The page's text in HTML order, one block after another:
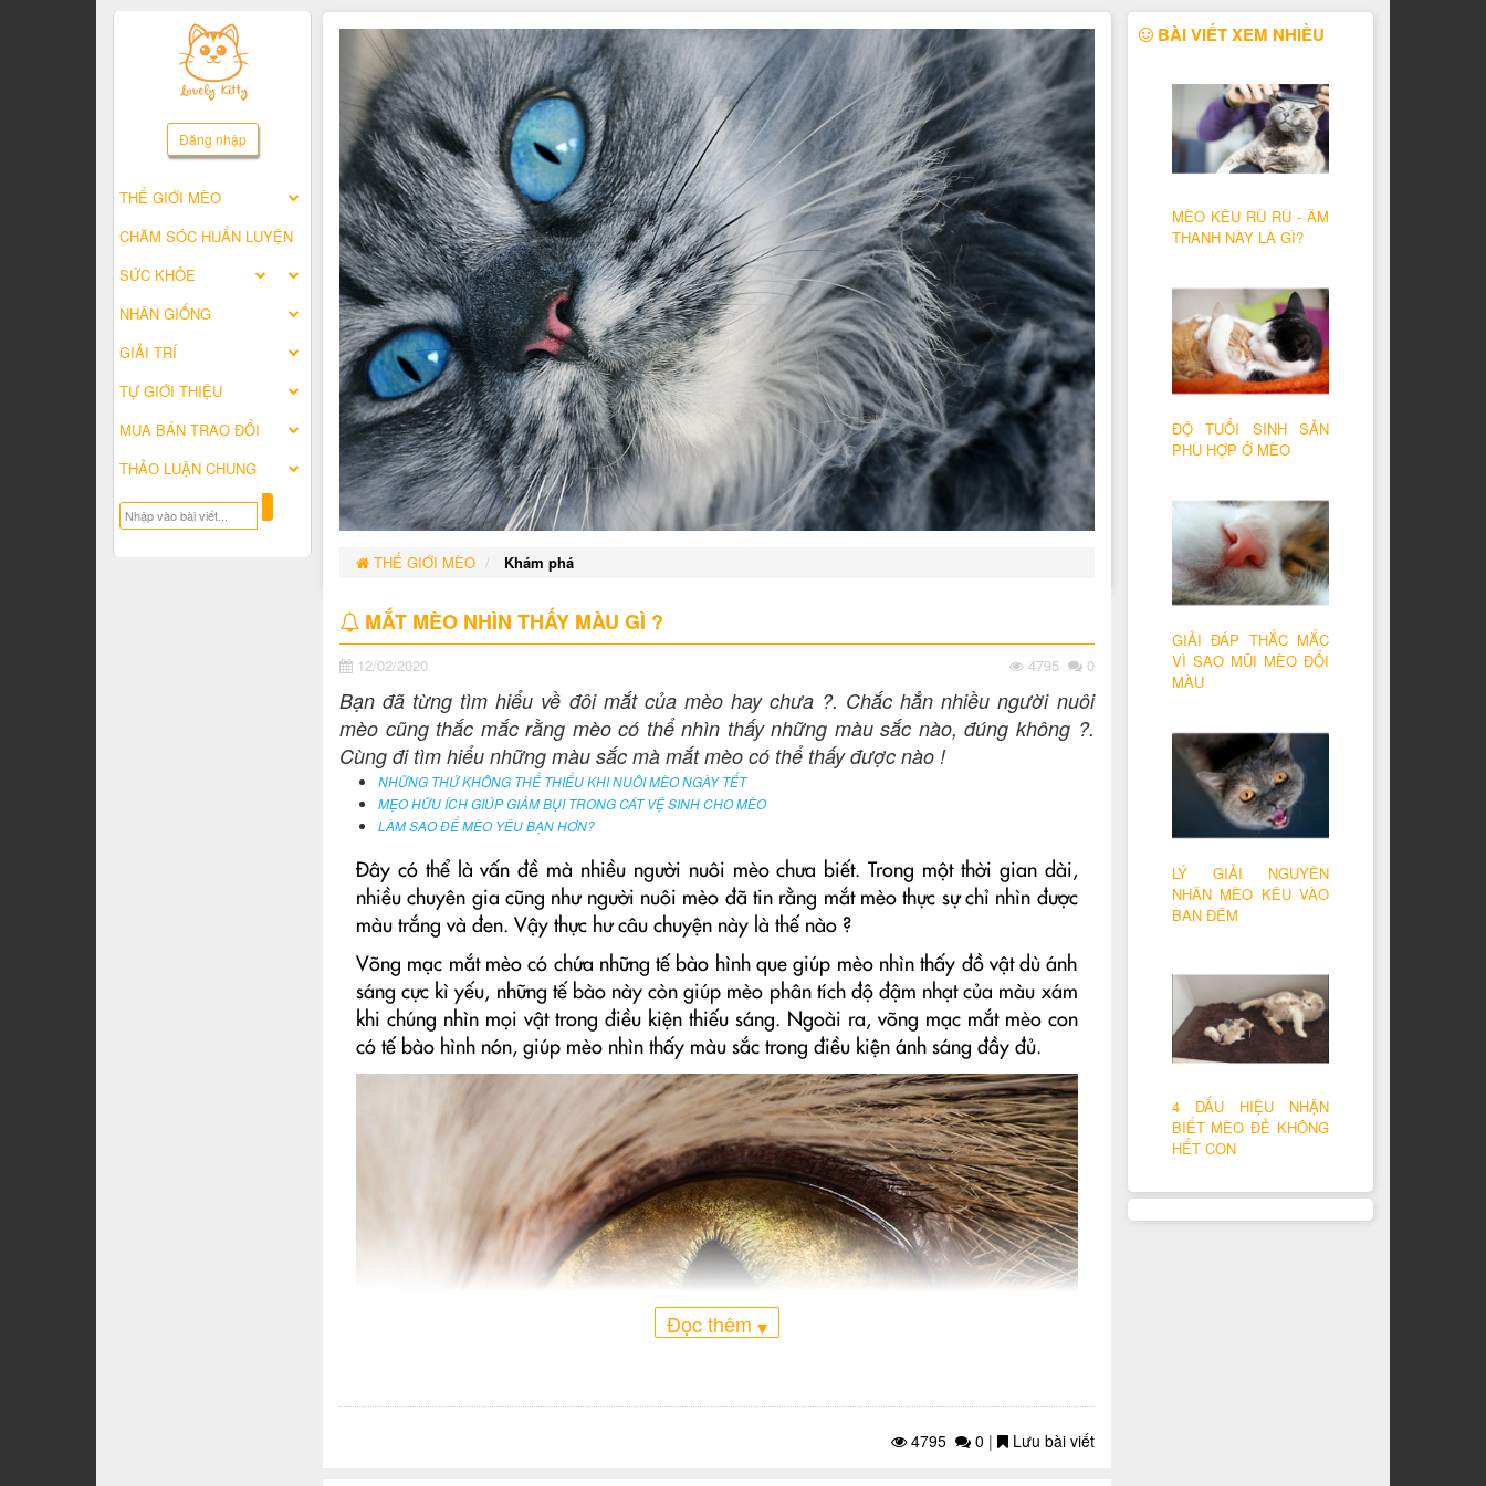
Đăng nhập
THẾ GIỚI MÈO
CHĂM SÓC HUẤN LUYỆN
SỨC KHỎE
NHÂN GIỐNG
GIẢI TRÍ
TỰ GIỚI THIỆU
MUA BÁN TRAO ĐỔI
THẢO LUẬN CHUNG
THẾ GIỚI MÈO Khám phá
MẮT MÈO NHÌN THẤY MÀU GÌ ?
12/02/2020 4795 0
Bạn đã từng tìm hiểu về đôi mắt của mèo hay chưa ?. Chắc hẳn nhiều người nuôi
mèo cũng thắc mắc rằng mèo có thể nhìn thấy những màu sắc nào, đúng không ?.
Cùng đi tìm hiểu những màu sắc mà mắt mèo có thể thấy được nào !
NHỮNG THỨ KHÔNG THỂ THIẾU KHI NUÔI MÈO NGÀY TẾT
MẸO HỮU ÍCH GIÚP GIẢM BỤI TRONG CÁT VỆ SINH CHO MÈO
LÀM SAO ĐỂ MÈO YÊU BẠN HƠN?
Đây có thể là vấn đề mà nhiều người nuôi mèo chưa biết. Trong một thời gian dài,
nhiều chuyên gia cũng như người nuôi mèo đã tin rằng mắt mèo thực sự chỉ nhìn được
màu trắng và đen. Vậy thực hư câu chuyện này là thế nào ?
Võng mạc mắt mèo có chứa những tế bào hình que giúp mèo nhìn thấy đồ vật dù ánh
sáng cực kì yếu, những tế bào này còn giúp mèo phân tích độ đậm nhạt của màu xám
khi chúng nhìn mọi vật trong điều kiện thiếu sáng. Ngoài ra, võng mạc mắt mèo con
có tế bào hình nón, giúp mèo nhìn thấy màu sắc trong điều kiện ánh sáng đầy đủ.
Đọc thêm ▾
4795 0 | Lưu bài viết
BÀI VIẾT XEM NHIỀU
MÈO KÊU RÙ RÙ - ÂM
THANH NÀY LÀ GÌ?
ĐỘ TUỔI SINH SẢN
PHÙ HỢP Ở MÈO
GIẢI ĐÁP THẮC MẮC
VÌ SAO MŨI MÈO ĐỔI
MÀU
LÝ GIẢI NGUYÊN
NHÂN MÈO KÊU VÀO
BAN ĐÊM
4 DẤU HIỆU NHẬN
BIẾT MÈO ĐẺ KHÔNG
HẾT CON